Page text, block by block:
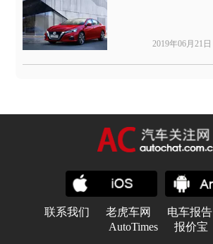
2019年06月21日
联系我们 老虎车网 电车报告
AutoTimes
报价宝